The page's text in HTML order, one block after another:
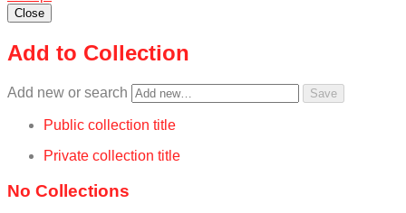
Close
Add to Collection
Add new or search
Public collection title
Private collection title
No Collections